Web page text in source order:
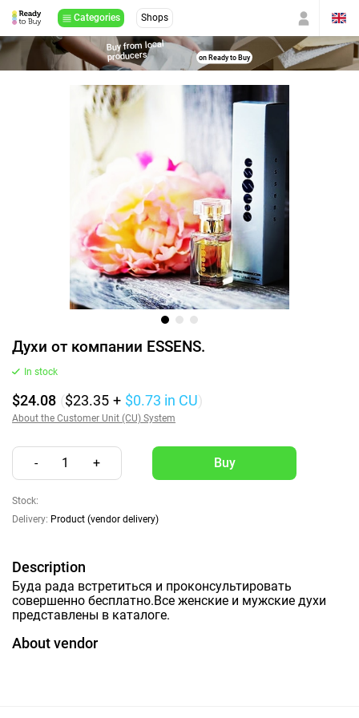
Categories Shops
Buy from local
producers on Ready to Buy
Духи от компании ESSENS.
In stock
$24.08 ($23.35 + $0.73 in CU)
About the Customer Unit (CU) System
- 1 +
Stock:
Delivery: Product (vendor delivery)
Description
Буда рада встретиться и проконсультировать
совершенно бесплатно.Все женские и мужские духи
представлены в каталоге.
About vendor